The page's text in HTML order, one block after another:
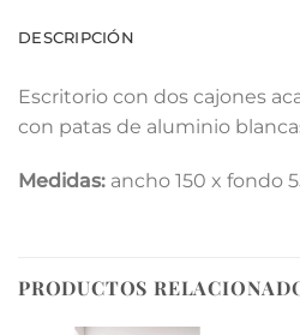
DESCRIPCIÓN
Escritorio con dos cajones
con patas de aluminio
Medidas: ancho 150 x fondo
PRODUCTOS